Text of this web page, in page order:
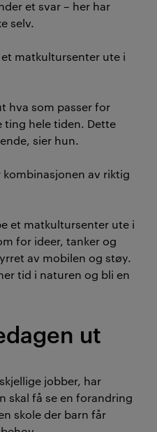
et svar – her har
selv.
matkultursenter ute i
hva som passer for
ting hele tiden. Dette
sier hun.
av riktig
et matkultursenter ute i
for ideer, tanker og
av mobilen og støy.
tid i naturen og bli en
ut
jobber, har
skal få se en forandring
skole der barn får